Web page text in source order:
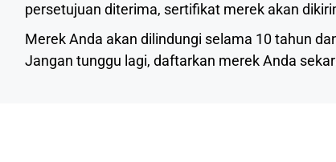
persetujuan diterima, sertifikat merek akan
Merek Anda akan dilindungi selama 10 tahun
Jangan tunggu lagi, daftarkan merek Anda